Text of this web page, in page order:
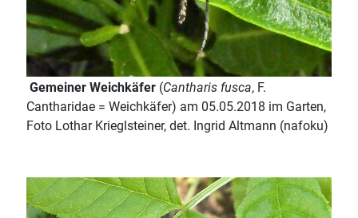
Gemeiner Weichkäfer (Cantharis fusca, F.
Cantharidae = Weichkäfer) am 05.05.2018 im Garten,
Foto Lothar Krieglsteiner, det. Ingrid Altmann (nafoku)